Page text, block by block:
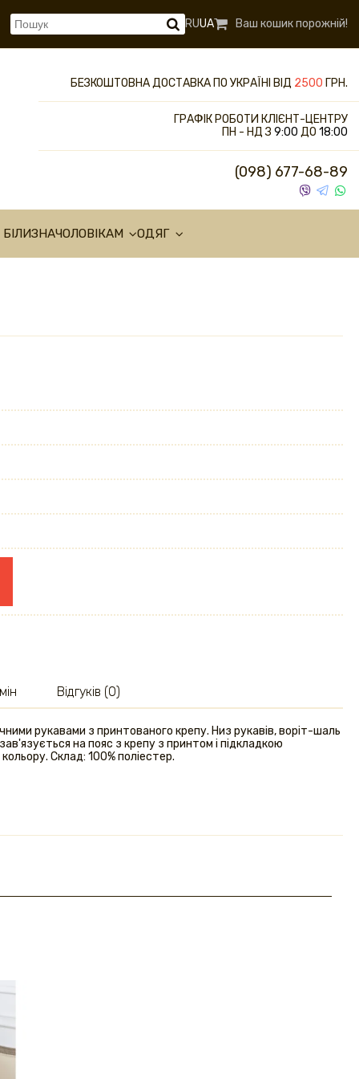
RUUA Ваш кошик порожній!
БЕЗКОШТОВНА ДОСТАВКА ПО УКРАЇНІ ВІД 2500 ГРН.
ГРАФІК РОБОТИ КЛІЄНТ-ЦЕНТРУ
ПН - НД З 9:00 ДО 18:00
(098) 677-68-89
ЧОЛОВІКАМ ОДЯГ
рукавами з принтованого крепу. Низ рукавів, воріт-шаль
на пояс з крепу з принтом і підкладкою
Склад: 100% поліестер.
Відгуків (0)